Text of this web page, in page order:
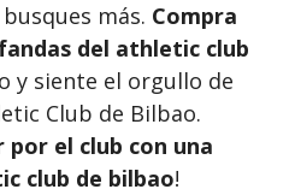
más. Compra
del athletic club
y siente el orgullo de
Club de Bilbao.
por el club con una
club de bilbao!